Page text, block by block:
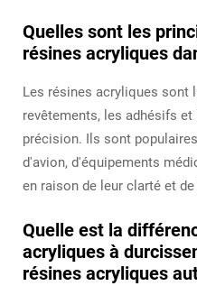
Quelles sont les
résines acryliques
Les résines acryliques sont
revêtements, les adhésifs
précision. Ils sont
d'avion, d'équipements
en raison de leur clarté et
Quelle est la
acryliques à
résines acryliques